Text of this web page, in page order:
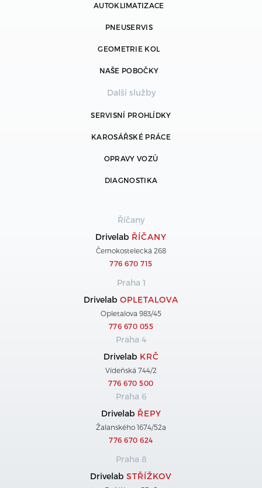
AUTOKLIMATIZACE
PNEUSERVIS
GEOMETRIE KOL
NAŠE POBOČKY
Další služby
SERVISNÍ PROHLÍDKY
KAROSÁŘSKÉ PRÁCE
OPRAVY VOZŮ
DIAGNOSTIKA
Říčany
Drivelab ŘÍČANY
Černokostelecká 268
776 670 715
Praha 1
Drivelab OPLETALOVA
Opletalova 983/45
776 670 055
Praha 4
Drivelab KRČ
Vídeňská 744/2
776 670 500
Praha 6
Drivelab ŘEPY
Žalanského 1674/52a
776 670 624
Praha 8
Drivelab STŘÍŽKOV